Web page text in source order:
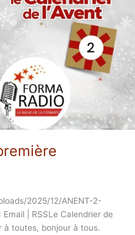
2025/12/ANENT-2-
| RSSLe Calendrier de
à toutes, bonjour à tous.